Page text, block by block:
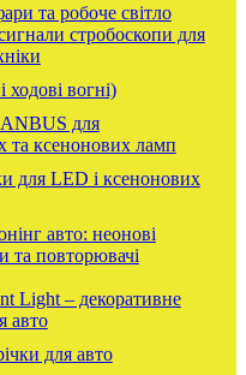
та робоче світло
стробоскопи для
вогні)
для
та ксенонових ламп
для LED і ксенонових
авто: неонові
та повторювачі
Light – декоративне
авто
для авто